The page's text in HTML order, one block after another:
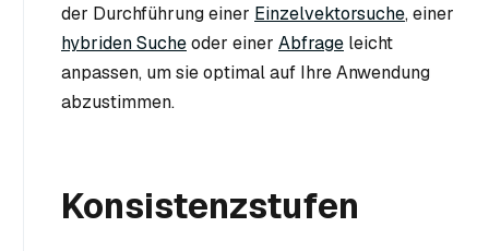
der Durchführung einer Einzelvektorsuche, einer
hybriden Sucheoder einer Abfrage leicht
anpassen, um sie optimal auf Ihre Anwendung
abzustimmen.
Konsistenzstufen